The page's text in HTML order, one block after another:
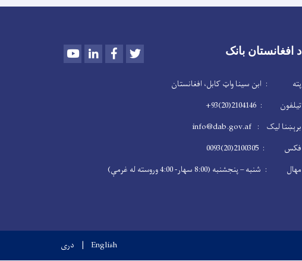
د افغانستان بانک YoutubeLinkedInFacebook
پته : ابن سینا واټ کابل، افغانستان
تیلفون : 2104146(20)93+
برېښنا لیک : info@dab.gov.af
فکس : 2100305(20)0093
مهال : شنبه – پنجشنبه (8:00 سهار- 4:00 وروسته له غرمې)
English دری